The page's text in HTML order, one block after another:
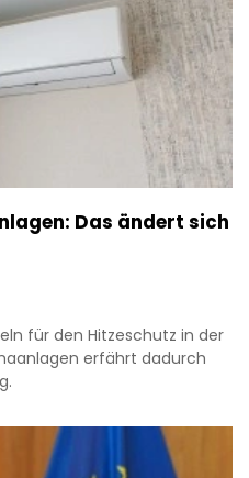
Das ändert sich
für den Hitzeschutz in der
erfährt dadurch